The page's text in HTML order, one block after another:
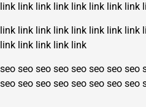
link link link link link link link link
link link link link link link link link
link link link link link
seo seo seo seo seo seo seo seo
seo seo seo seo seo seo seo seo